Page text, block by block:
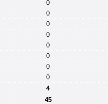
0
0
0
0
0
0
0
0
4
45